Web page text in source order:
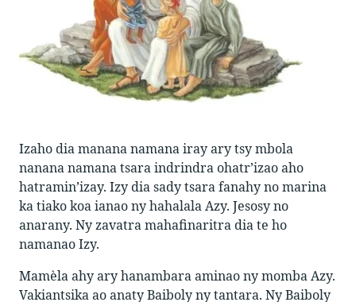
Izaho dia manana namana iray ary tsy mbola
nanana namana tsara indrindra ohatr’izao aho
hatramin’izay. Izy dia sady tsara fanahy no marina
ka tiako koa ianao ny hahalala Azy. Jesosy no
anarany. Ny zavatra mahafinaritra dia te ho
namanao Izy.
Mamèla ahy ary hanambara aminao ny momba Azy.
Vakiantsika ao anaty Baiboly ny tantara. Ny Baiboly